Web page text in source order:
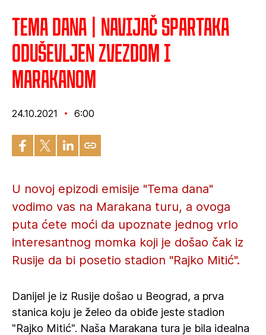
Tema dana | Navijač Spartaka
oduševljen Zvezdom i
Marakanom
24.10.2021 6:00
U novoj epizodi emisije "Tema dana"
vodimo vas na Marakana turu, a ovoga
puta ćete moći da upoznate jednog vrlo
interesantnog momka koji je došao čak iz
Rusije da bi posetio stadion "Rajko Mitić".
Danijel je iz Rusije došao u Beograd, a prva
stanica koju je želeo da obiđe jeste stadion
"Rajko Mitić". Naša Marakana tura je bila idealna